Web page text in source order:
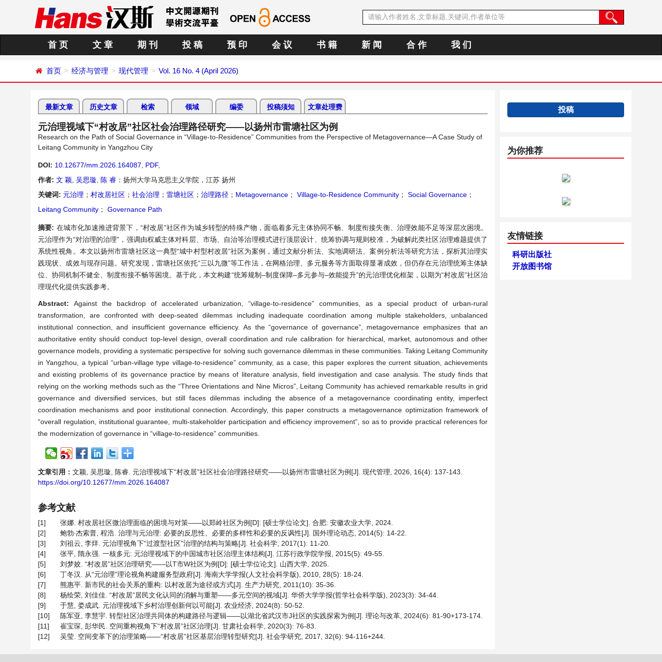
首 页 文 章 期 刊 投 稿 预 印 会 议 书 籍 新 闻 合 作 我 们
首页 经济与管理 现代管理 Vol. 16 No. 4 (April 2026)
最新文章 历史文章 检索 领域 编委 投稿须知 文章处理费
元治理视域下“村改居”社区社会治理路径研究——以扬州市雷塘社区为例
Research on the Path of Social Governance in “Village-to-Residence” Communities from the Perspective of Metagovernance—A Case Study of
Leitang Community in Yangzhou City
DOI: 10.12677/mm.2026.164087 PDF,
作者: 文 颖 吴思璇 陈 睿 ：扬州大学马克思主义学院，江苏 扬州
关键词: 元治理 ； 村改居社区 ； 社会治理 ； 雷塘社区 ； 治理路径 ； Metagovernance ； Village-to-Residence Community ； Social Governance ；
Leitang Community ； Governance Path
摘要: 在城市化加速推进背景下，“村改居”社区作为城乡转型的特殊产物，面临着多元主体协同不畅、制度衔接失衡、治理效能不足等深层次困境。
元治理作为“对治理的治理”，强调由权威主体对科层、市场、自治等治理模式进行顶层设计、统筹协调与规则校准，为破解此类社区治理难题提供了
系统性视角。本文以扬州市雷塘社区这一典型“城中村型村改居”社区为案例，通过文献分析法、实地调研法、案例分析法等研究方法，探析其治理实
践现状、成效与现存问题。研究发现，雷塘社区依托“三以九微”等工作法，在网格治理、多元服务等方面取得显著成效，但仍存在元治理统筹主体缺
位、协同机制不健全、制度衔接不畅等困境。基于此，本文构建“统筹规制–制度保障–多元参与–效能提升”的元治理优化框架，以期为“村改居”社区治
理现代化提供实践参考。
Abstract:Against the backdrop of accelerated urbanization, “village-to-residence” communities, as a special product of urban-rural
transformation, are confronted with deep-seated dilemmas including inadequate coordination among multiple stakeholders, unbalanced
institutional connection, and insufficient governance efficiency. As the “governance of governance”, metagovernance emphasizes that an
authoritative entity should conduct top-level design, overall coordination and rule calibration for hierarchical, market, autonomous and other
governance models, providing a systematic perspective for solving such governance dilemmas in these communities. Taking Leitang Community
in Yangzhou, a typical “urban-village type village-to-residence” community, as a case, this paper explores the current situation, achievements
and existing problems of its governance practice by means of literature analysis, field investigation and case analysis. The study finds that
relying on the working methods such as the “Three Orientations and Nine Micros”, Leitang Community has achieved remarkable results in grid
governance and diversified services, but still faces dilemmas including the absence of a metagovernance coordinating entity, imperfect
coordination mechanisms and poor institutional connection. Accordingly, this paper constructs a metagovernance optimization framework of
“overall regulation, institutional guarantee, multi-stakeholder participation and efficiency improvement”, so as to provide practical references for
the modernization of governance in “village-to-residence” communities.
文章引用： 文颖, 吴思璇, 陈睿. 元治理视域下“村改居”社区社会治理路径研究——以扬州市雷塘社区为例[J]. 现代管理, 2026, 16(4): 137-143.
https://doi.org/10.12677/mm.2026.164087
参考文献
[1]
张娜. 村改居社区微治理面临的困境与对策——以郑岭社区为例[D]: [硕士学位论文]. 合肥: 安徽农业大学, 2024.
[2]
鲍勃∙杰索普, 程浩. 治理与元治理: 必要的反思性、必要的多样性和必要的反讽性[J]. 国外理论动态, 2014(5): 14-22.
[3]
刘祖云, 李烊. 元治理视角下“过渡型社区”治理的结构与策略[J]. 社会科学, 2017(1): 11-20.
[4]
张平, 隋永强. 一核多元: 元治理视域下的中国城市社区治理主体结构[J]. 江苏行政学院学报, 2015(5): 49-55.
[5]
刘梦姣. “村改居”社区治理研究——以T市W社区为例[D]: [硕士学位论文]. 山西大学, 2025.
[6]
丁冬汉. 从“元治理”理论视角构建服务型政府[J]. 海南大学学报(人文社会科学版), 2010, 28(5): 18-24.
[7]
熊惠平. 新市民的社会关系的重构: 以村改居为途径或方式[J]. 生产力研究, 2011(10): 35-36.
[8]
杨绘荣, 刘佳佳. “村改居”居民文化认同的消解与重塑——多元空间的视域[J]. 华侨大学学报(哲学社会科学版), 2023(3): 34-44.
[9]
于慧, 娄成武. 元治理视域下乡村治理创新何以可能[J]. 农业经济, 2024(8): 50-52.
[10]
陈军亚, 李慧宇. 转型社区治理共同体的构建路径与逻辑——以湖北省武汉市J社区的实践探索为例[J]. 理论与改革, 2024(6): 81-90+173-174.
[11]
崔宝琛, 彭华民. 空间重构视角下“村改居”社区治理[J]. 甘肃社会科学, 2020(3): 76-83.
[12]
吴莹. 空间变革下的治理策略——“村改居”社区基层治理转型研究[J]. 社会学研究, 2017, 32(6): 94-116+244.
投稿
为你推荐
友情链接
科研出版社
开放图书馆